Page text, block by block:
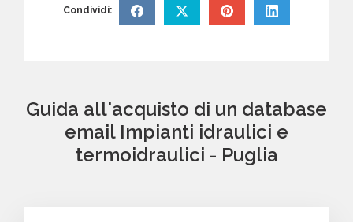
Condividi:
Guida all'acquisto di un database
email Impianti idraulici e
termoidraulici - Puglia